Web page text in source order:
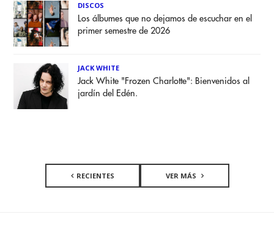
DISCOS
Los álbumes que no dejamos de escuchar en el
primer semestre de 2026
JACK WHITE
Jack White "Frozen Charlotte": Bienvenidos al
jardín del Edén.
RECIENTES VER MÁS